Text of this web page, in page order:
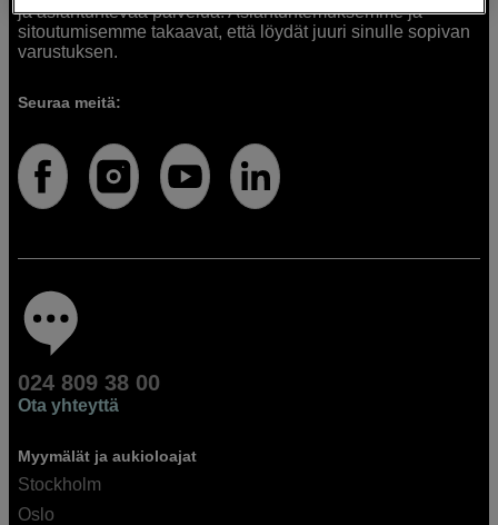
ja asiantuntevaa palvelua. Asiantuntemuksemme ja
sitoutumisemme takaavat, että löydät juuri sinulle sopivan
varustuksen.
Seuraa meitä:
024 809 38 00
Ota yhteyttä
Myymälät ja aukioloajat
Stockholm
Oslo